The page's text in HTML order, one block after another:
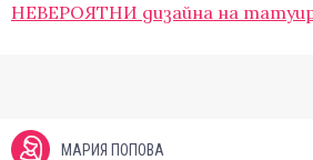
НЕВЕРОЯТНИ дизайна на
МАРИЯ ПОПОВА